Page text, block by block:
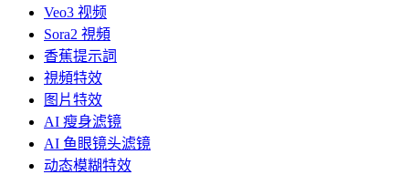
Veo3 视频
Sora2 視頻
香蕉提示詞
視頻特效
图片特效
AI 瘦身滤镜
AI 鱼眼镜头滤镜
动态模糊特效